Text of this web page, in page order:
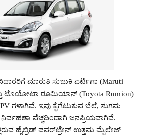
ಮಾರುತಿ ಸುಜುಕಿ ಎರ್ಟಿಗಾ (Maruti
ಟೊಯೋಟಾ ರೂಮಿಯಾನ್ (Toyota Rumion)
ಗಳಾಗಿವೆ. ಇವು ಕೈಗೆಟುಕುವ ಬೆಲೆ, ಸುಗಮ
ವೆಚ್ಚದಿಂದಾಗಿ ಜನಪ್ರಿಯವಾಗಿವೆ.
ಹೈಬ್ರಿಡ್ ಪವರ್‌ಟ್ರೇನ್ ಉತ್ತಮ ಮೈಲೇಜ್